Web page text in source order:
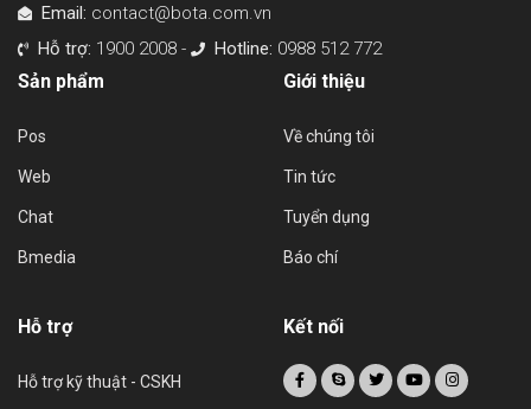
Email: contact@bota.com.vn
Hỗ trợ: 1900 2008 - Hotline: 0988 512 772
Sản phẩm
Pos
Web
Chat
Bmedia
Giới thiệu
Về chúng tôi
Tin tức
Tuyển dụng
Báo chí
Hỗ trợ
Hỗ trợ kỹ thuật - CSKH
Kết nối